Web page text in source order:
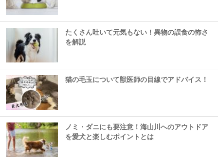
たくさん吐いて元気もない！異物の誤食の怖さ
を解説
猫の毛玉について獣医師の目線でアドバイス！
ノミ・ダニにも要注意！海山川へのアウトドア
を愛犬と楽しむポイントとは